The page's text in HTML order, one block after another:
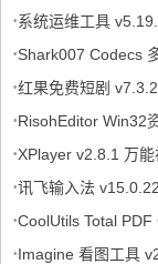
·系统运维工具
·Shark007 Codecs
·红果免费短剧
·RisohEditor Win32
·XPlayer v2.8.1 万
·讯飞输入法
·CoolUtils Total
·Imagine 看图工具